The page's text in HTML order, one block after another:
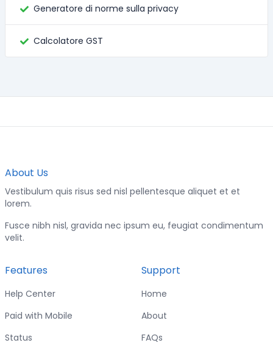
Generatore di norme sulla privacy
Calcolatore GST
About Us
Vestibulum quis risus sed nisl pellentesque aliquet et et
lorem.
Fusce nibh nisl, gravida nec ipsum eu, feugiat condimentum
velit.
Features
Help Center
Paid with Mobile
Status
Support
Home
About
FAQs